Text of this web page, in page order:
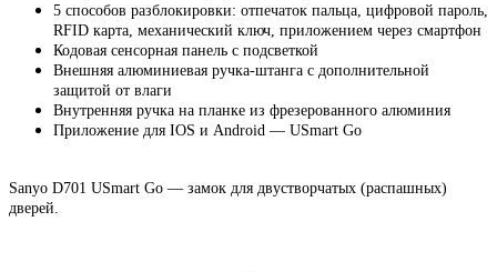
5 способов разблокировки: отпечаток пальца, цифровой пароль,
RFID карта, механический ключ, приложением через смартфон
Кодовая сенсорная панель с подсветкой
Внешняя алюминиевая ручка-штанга с дополнительной
защитой от влаги
Внутренняя ручка на планке из фрезерованного алюминия
Приложение для IOS и Android — USmart Go
Sanyo D701 USmart Go — замок для двустворчатых (распашных)
дверей.